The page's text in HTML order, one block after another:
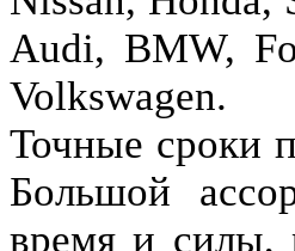
Audi, BMW,
Volkswagen.
Точные сроки
Большой
время и силы,